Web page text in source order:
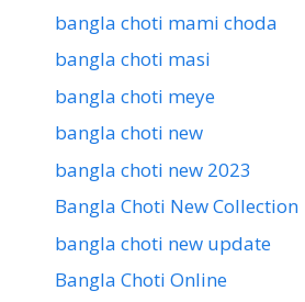
bangla choti mami choda
bangla choti masi
bangla choti meye
bangla choti new
bangla choti new 2023
Bangla Choti New Collection
bangla choti new update
Bangla Choti Online